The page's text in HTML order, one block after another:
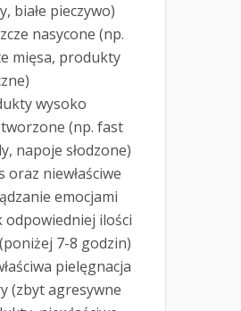
białe pieczywo)
nasycone (np.
mięsa, produkty
wysoko
(np. fast
napoje słodzone)
oraz niewłaściwe
emocjami
odpowiedniej ilości
7-8 godzin)
pielęgnacja
(zbyt agresywne